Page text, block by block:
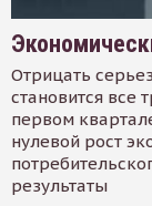
Отрицать
становится все
первом
нулевой рост
результаты